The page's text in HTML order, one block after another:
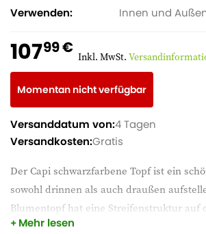
Der Capi schwarzfarbene Topf ist ein
sowohl drinnen als auch draußen
Blumentopf hat eine Streifenstruktur auf
einen verspielten Effekt erzeugt. Der Topf
Mehr lesen
Verwenden
Innen und
10799 € Inkl. MwSt.
Momentan nicht verfügbar
Versanddatum von:4 Tagen
Versandkosten:Gratis